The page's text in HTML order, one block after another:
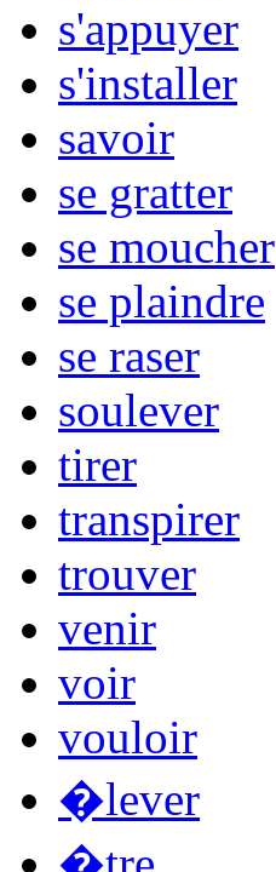
s'appuyer
s'installer
savoir
se gratter
se moucher
se plaindre
se raser
soulever
tirer
transpirer
trouver
venir
voir
vouloir
�lever